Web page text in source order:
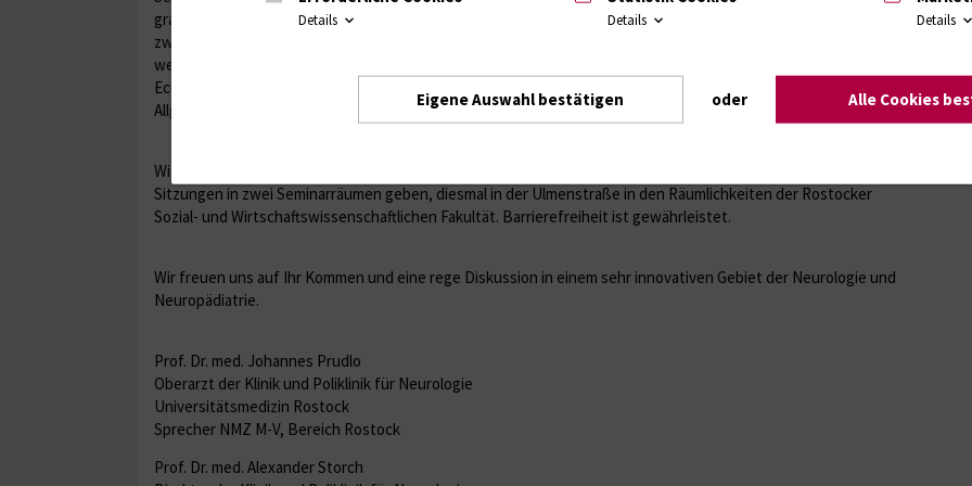
gravis, kongenitale myasthene Syndrome und das Lambert-Eaton-Syndrom. Seit unserem letzten Treffen vor
zwei Jahren haben sich bedeutende therapeutische Fortschritte ergeben, die ebenfalls Erwähnung finden
werden: Nusinersen bei der Spinalen Muskelatrophie, Edaravone bei der Amyotrophen Lateralsklerose und
Eculizumab bei der therpierefraktären Myasthenia gravis. Angesprochen sind Neurologen, Pädiater und
Allgemeinmediziner.
Wieder wird es nach einer gemeinsamen Auftaktveranstaltung mit musikalischer Einlage zwei parallele
Sitzungen in zwei Seminarräumen geben, diesmal in der Ulmenstraße in den Räumlichkeiten der Rostocker
Sozial- und Wirtschaftswissenschaftlichen Fakultät. Barrierefreiheit ist gewährleistet.
Wir freuen uns auf Ihr Kommen und eine rege Diskussion in einem sehr innovativen Gebiet der Neurologie und
Neuropädiatrie.
Prof. Dr. med. Johannes Prudlo
Oberarzt der Klinik und Poliklinik für Neurologie
Universitätsmedizin Rostock
Sprecher NMZ M-V, Bereich Rostock
Prof. Dr. med. Alexander Storch
Details Details Details
Eigene Auswahl bestätigen oder Alle Cookies